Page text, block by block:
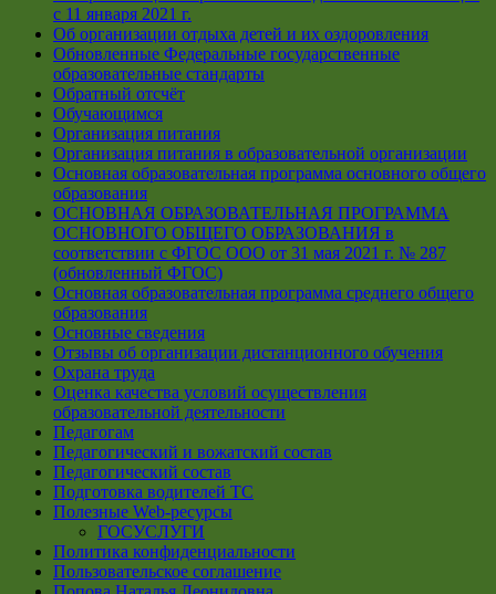
с 11 января 2021 г.
Об организации отдыха детей и их оздоровления
Обновленные Федеральные государственные
образовательные стандарты
Обратный отсчёт
Обучающимся
Организация питания
Организация питания в образовательной организации
Основная образовательная программа основного общего
образования
ОСНОВНАЯ ОБРАЗОВАТЕЛЬНАЯ ПРОГРАММА
ОСНОВНОГО ОБЩЕГО ОБРАЗОВАНИЯ в
соответствии с ФГОС ООО от 31 мая 2021 г. № 287
(обновленный ФГОС)
Основная образовательная программа среднего общего
образования
Основные сведения
Отзывы об организации дистанционного обучения
Охрана труда
Оценка качества условий осуществления
образовательной деятельности
Педагогам
Педагогический и вожатский состав
Педагогический состав
Подготовка водителей ТС
Полезные Web-ресурсы
ГОСУСЛУГИ
Политика конфиденциальности
Пользовательское соглашение